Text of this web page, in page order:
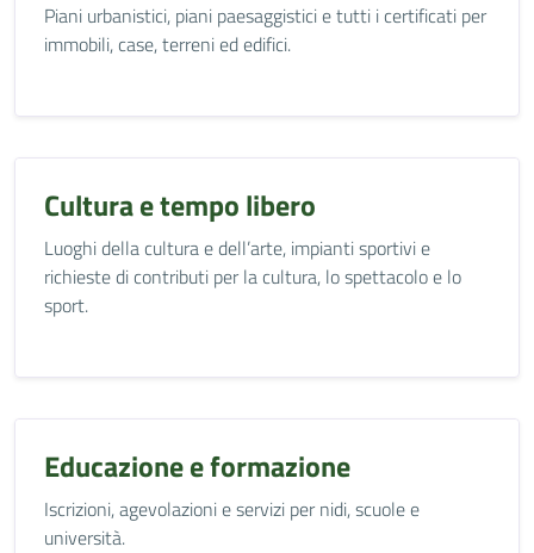
Piani urbanistici, piani paesaggistici e tutti i certificati per
immobili, case, terreni ed edifici.
Cultura e tempo libero
Luoghi della cultura e dell’arte, impianti sportivi e
richieste di contributi per la cultura, lo spettacolo e lo
sport.
Educazione e formazione
Iscrizioni, agevolazioni e servizi per nidi, scuole e
università.